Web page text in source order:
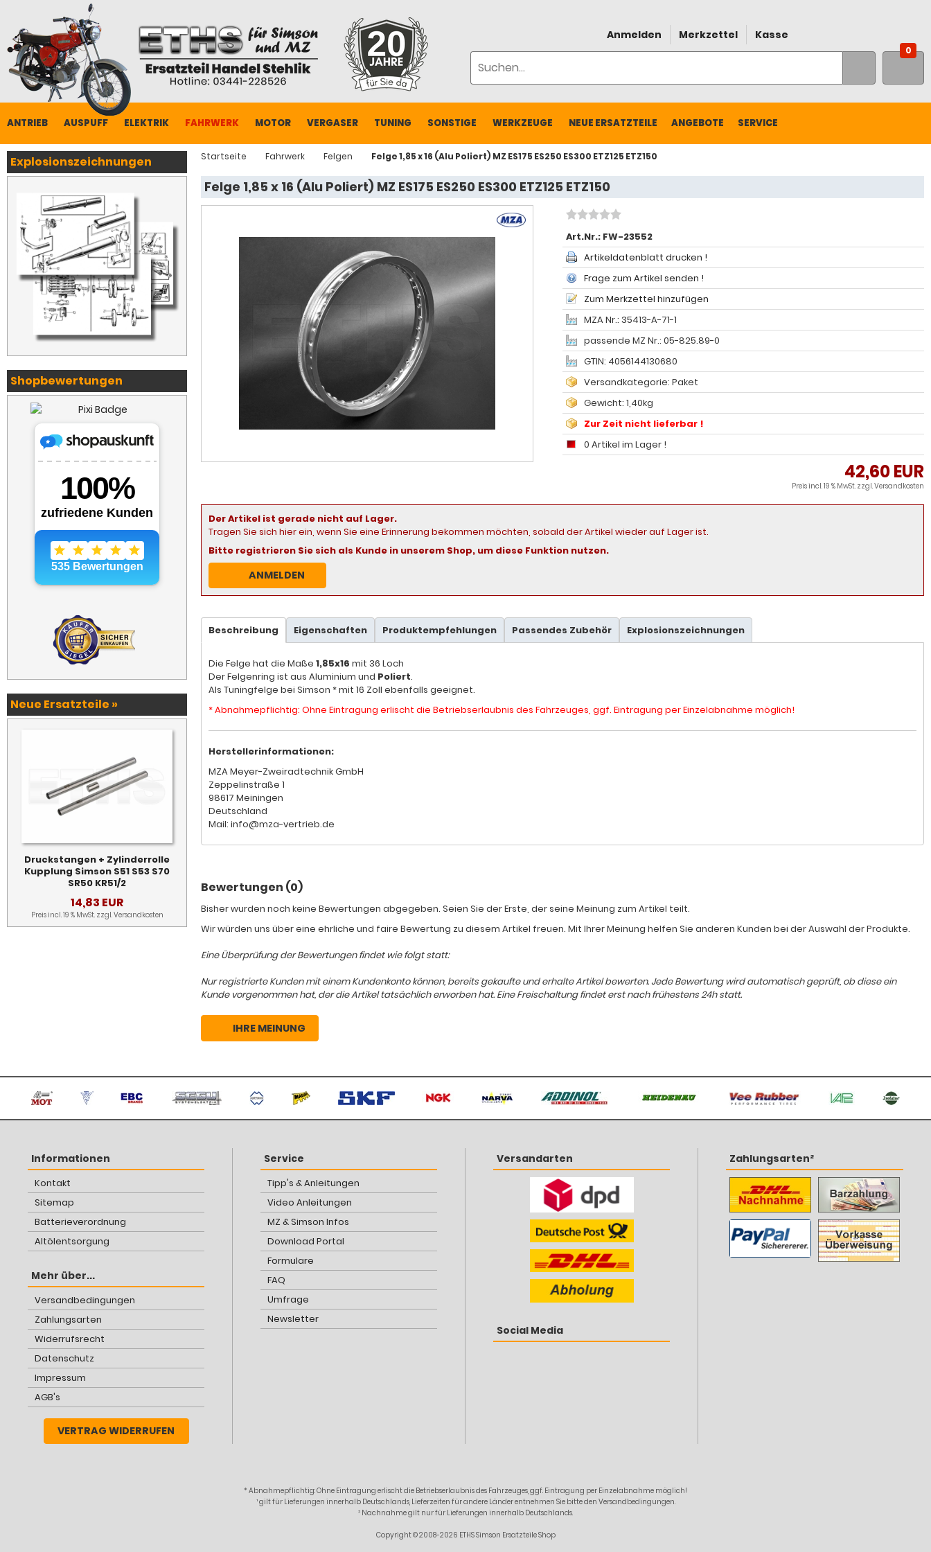
Anmelden Merkzettel Kasse
0
ANTRIEB AUSPUFF ELEKTRIK FAHRWERK MOTOR VERGASER TUNING SONSTIGE WERKZEUGE NEUE ERSATZTEILE ANGEBOTE SERVICE
Startseite Fahrwerk Felgen Felge 1,85 x 16 (Alu Poliert) MZ ES175 ES250 ES300 ETZ125 ETZ150
Felge 1,85 x 16 (Alu Poliert) MZ ES175 ES250 ES300 ETZ125 ETZ150
Art.Nr.: FW-23552
Artikeldatenblatt drucken !
Frage zum Artikel senden !
Zum Merkzettel hinzufügen
MZA Nr.: 35413-A-71-1
passende MZ Nr.: 05-825.89-0
GTIN: 4056144130680
Versandkategorie: Paket
Gewicht: 1,40kg
Zur Zeit nicht lieferbar !
0 Artikel im Lager !
42,60 EUR
Preis incl. 19 % MwSt. zzgl.Versandkosten
Der Artikel ist gerade nicht auf Lager.
Tragen Sie sich hier ein, wenn Sie eine Erinnerung bekommen möchten, sobald der Artikel wieder auf Lager ist.
Bitte registrieren Sie sich als Kunde in unserem Shop, um diese Funktion nutzen.
ANMELDEN
Beschreibung Eigenschaften Produktempfehlungen Passendes Zubehör Explosionszeichnungen
Die Felge hat die Maße 1,85x16 mit 36 Loch
Der Felgenring ist aus Aluminium und Poliert.
Als Tuningfelge bei Simson * mit 16 Zoll ebenfalls geeignet.
* Abnahmepflichtig: Ohne Eintragung erlischt die Betriebserlaubnis des Fahrzeuges, ggf. Eintragung per Einzelabnahme möglich!
Herstellerinformationen:
MZA Meyer-Zweiradtechnik GmbH
Zeppelinstraße 1
98617 Meiningen
Deutschland
Mail: info@mza-vertrieb.de
Bewertungen (0)
Bisher wurden noch keine Bewertungen abgegeben. Seien Sie der Erste, der seine Meinung zum Artikel teilt.
Wir würden uns über eine ehrliche und faire Bewertung zu diesem Artikel freuen. Mit Ihrer Meinung helfen Sie anderen Kunden bei der Auswahl der Produkte.
Eine Überprüfung der Bewertungen findet wie folgt statt:
Nur registrierte Kunden mit einem Kundenkonto können, bereits gekaufte und erhalte Artikel bewerten. Jede Bewertung wird automatisch geprüft, ob diese ein
Kunde vorgenommen hat, der die Artikel tatsächlich erworben hat. Eine Freischaltung findet erst nach frühestens 24h statt.
IHRE MEINUNG
Explosionszeichnungen
Shopbewertungen
Neue Ersatzteile »
Druckstangen + Zylinderrolle
Kupplung Simson S51 S53 S70
SR50 KR51/2
14,83 EUR
Preis incl. 19 % MwSt. zzgl.Versandkosten
Informationen
Kontakt
Sitemap
Batterieverordnung
Altölentsorgung
Mehr über...
Versandbedingungen
Zahlungsarten
Widerrufsrecht
Datenschutz
Impressum
AGB's
VERTRAG WIDERRUFEN
Service
Tipp's & Anleitungen
Video Anleitungen
MZ & Simson Infos
Download Portal
Formulare
FAQ
Umfrage
Newsletter
Versandarten
Social Media
Zahlungsarten²
* Abnahmepflichtig: Ohne Eintragung erlischt die Betriebserlaubnis des Fahrzeuges, ggf. Eintragung per Einzelabnahme möglich!
¹ gilt für Lieferungen innerhalb Deutschlands, Lieferzeiten für andere Länder entnehmen Sie bitte den Versandbedingungen.
² Nachnahme gilt nur für Lieferungen innerhalb Deutschlands.
Copyright © 2008-2026 ETHS Simson Ersatzteile Shop